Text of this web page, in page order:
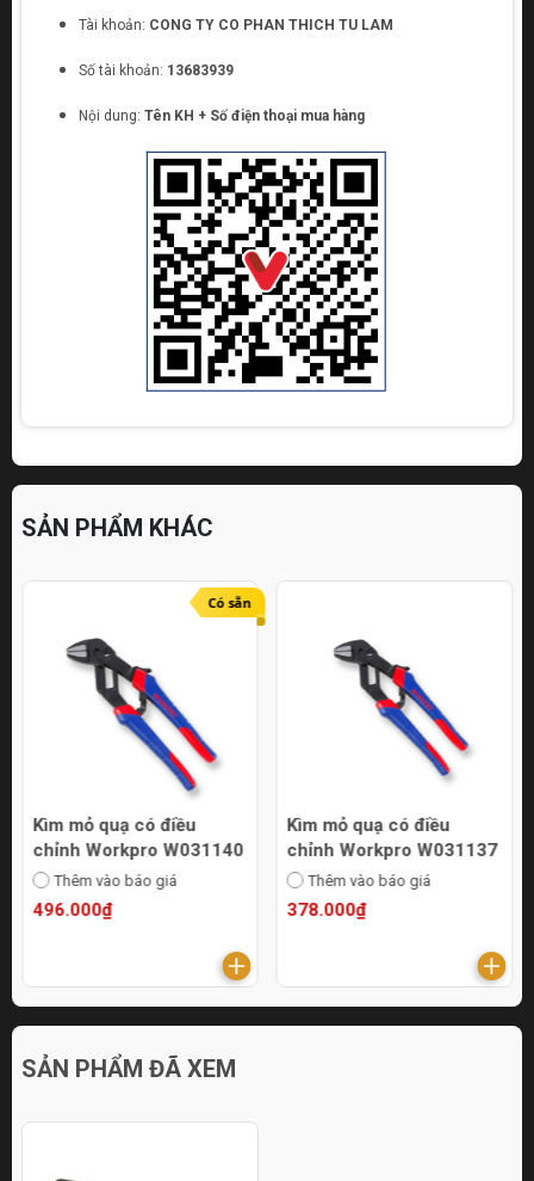
thực hiện các tác vụ một cách nhanh chóng và chuyên
Tài khoản: CONG TY CO PHAN THICH TU LAM
Số tài khoản: 13683939
Nội dung: Tên KH + Số điện thoại mua hàng
SẢN PHẨM KHÁC
Có sẵn
Kìm mỏ quạ có điều
chỉnh Workpro W031140
Thêm vào báo giá
496.000₫
Kìm mỏ quạ có điều
chỉnh Workpro W031137
Thêm vào báo giá
378.000₫
SẢN PHẨM ĐÃ XEM